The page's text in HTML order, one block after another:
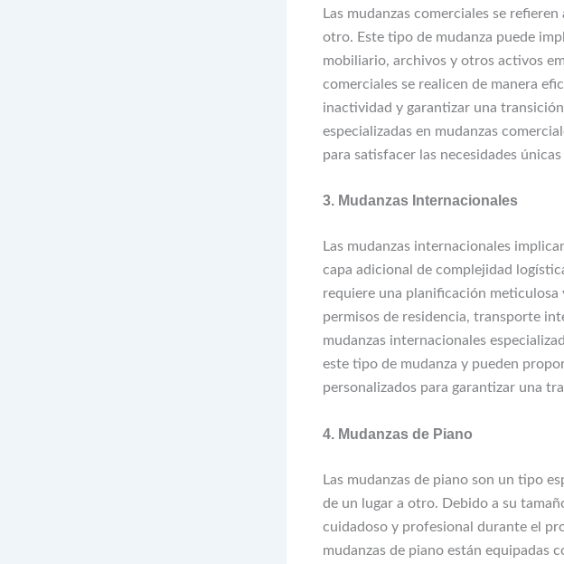
Las mudanzas comerciales se
otro. Este tipo de mudanza puede
mobiliario, archivos y otros activos
comerciales se realicen de manera
inactividad y garantizar una
especializadas en mudanzas
para satisfacer las necesidades
3. Mudanzas Internacionales
Las mudanzas internacionales
capa adicional de complejidad
requiere una planificación
permisos de residencia, transporte
mudanzas internacionales
este tipo de mudanza y pueden
personalizados para garantizar una
4. Mudanzas de Piano
Las mudanzas de piano son un tipo
de un lugar a otro. Debido a su
cuidadoso y profesional durante el
mudanzas de piano están equipadas